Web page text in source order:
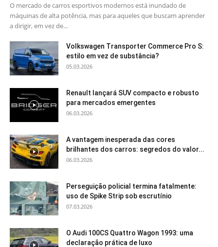
O mercado de carros esportivos modernos está inundado de
máquinas de alta potência, mas para aqueles que buscam aprender
a dirigir, em vez de...
Volkswagen Transporter Commerce Pro S:
estilo em vez de substância?
05.03.2026
Renault lançará SUV compacto e robusto
para mercados emergentes
06.03.2026
A vantagem inesperada das cores
brilhantes dos carros: segredos do valor...
06.03.2026
Perseguição policial termina fatalmente:
uso de Spike Strip sob escrutínio
07.03.2026
O Audi 100CS Quattro Wagon 1993: uma
declaração prática de luxo